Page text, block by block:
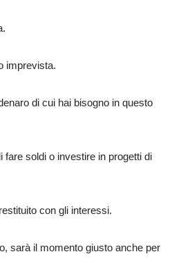
imprevista.
di cui hai bisogno in questo
fare soldi o investire in progetti di
con gli interessi.
sarà il momento giusto anche per